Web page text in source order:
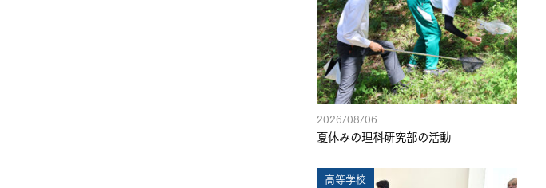
2026/08/06
夏休みの理科研究部の活動
高等学校